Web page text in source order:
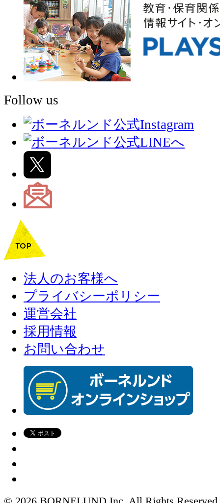
Follow us
法人のお客様へ
プライバシーポリシー
運営会社
採用情報
お問い合わせ